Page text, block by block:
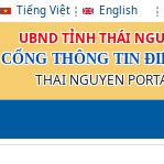
Tiếng Việt English
UBND TỈNH THÁI
CỔNG THÔNG TIN
THAI NGUYEN